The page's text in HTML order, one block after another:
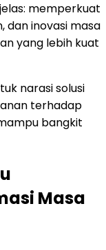
memperkuat
dan inovasi masa
yang lebih kuat
narasi solusi
terhadap
bangkit
Masa